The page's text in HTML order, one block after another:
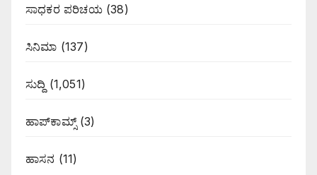
ಸಾಧಕರ ಪರಿಚಯ(38)
ಸಿನಿಮಾ (137)
ಸುದ್ದಿ (1,051)
ಹಾಪ್‌ಕಾಮ್ಸ್‌(3)
ಹಾಸನ (11)